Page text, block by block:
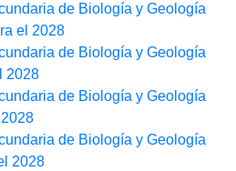
de Biología y Geología
el 2028
de Biología y Geología
2028
de Biología y Geología
de Biología y Geología
2028